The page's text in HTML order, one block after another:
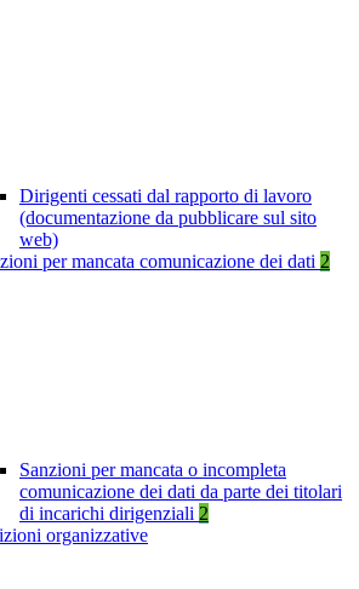
Dirigenti cessati dal rapporto di lavoro
(documentazione da pubblicare sul sito
web)
per mancata comunicazione dei dati 2
Sanzioni per mancata o incompleta
comunicazione dei dati da parte dei titolari
di incarichi dirigenziali 2
organizzative